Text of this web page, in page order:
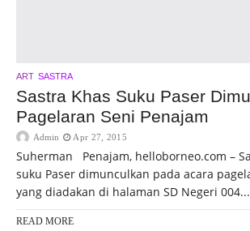
ART SASTRA
Sastra Khas Suku Paser
Pagelaran Seni Penajam
Admin Apr 27, 2015
Suherman Penajam, helloborneo.com –
suku Paser dimunculkan pada acara
yang diadakan di halaman SD Negeri 004...
READ MORE